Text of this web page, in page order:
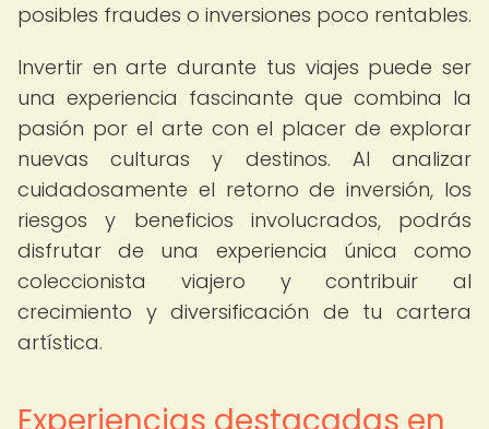
posibles fraudes o inversiones poco rentables.
Invertir en arte durante tus viajes puede ser
una experiencia fascinante que combina la
pasión por el arte con el placer de explorar
nuevas culturas y destinos. Al analizar
cuidadosamente el retorno de inversión, los
riesgos y beneficios involucrados, podrás
disfrutar de una experiencia única como
coleccionista viajero y contribuir al
crecimiento y diversificación de tu cartera
artística.